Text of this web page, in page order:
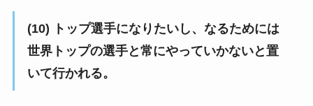
(10) トップ選手になりたいし、なるためには
世界トップの選手と常にやっていかないと置
いて行かれる。